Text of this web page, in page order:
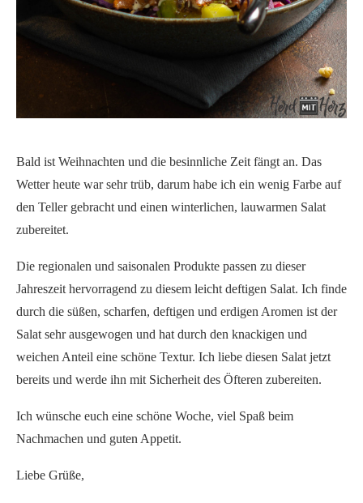
Bald ist Weihnachten und die besinnliche Zeit fängt an. Das
Wetter heute war sehr trüb, darum habe ich ein wenig Farbe auf
den Teller gebracht und einen winterlichen, lauwarmen Salat
zubereitet.
Die regionalen und saisonalen Produkte passen zu dieser
Jahreszeit hervorragend zu diesem leicht deftigen Salat. Ich finde
durch die süßen, scharfen, deftigen und erdigen Aromen ist der
Salat sehr ausgewogen und hat durch den knackigen und
weichen Anteil eine schöne Textur. Ich liebe diesen Salat jetzt
bereits und werde ihn mit Sicherheit des Öfteren zubereiten.
Ich wünsche euch eine schöne Woche, viel Spaß beim
Nachmachen und guten Appetit.
Liebe Grüße,